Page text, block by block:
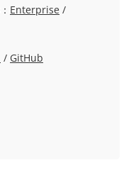
Enterprise /
/ GitHub